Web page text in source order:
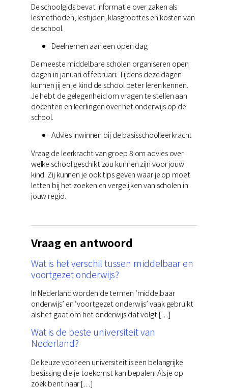
De schoolgids bevat informatie over zaken als
lesmethoden, lestijden, klasgroottes en kosten van
de school.
Deelnemen aan een open dag
De meeste middelbare scholen organiseren open
dagen in januari of februari. Tijdens deze dagen
kunnen jij en je kind de school beter leren kennen.
Je hebt de gelegenheid om vragen te stellen aan
docenten en leerlingen over het onderwijs op de
school.
Advies inwinnen bij de basisschoolleerkracht
Vraag de leerkracht van groep 8 om advies over
welke school geschikt zou kunnen zijn voor jouw
kind. Zij kunnen je ook tips geven waar je op moet
letten bij het zoeken en vergelijken van scholen in
jouw regio.
Vraag en antwoord
Wat is het verschil tussen middelbaar en
voortgezet onderwijs?
In Nederland worden de termen ‘middelbaar
onderwijs’ en ‘voortgezet onderwijs’ vaak gebruikt
als het gaat om het onderwijs dat volgt […]
Wat is de beste universiteit van
Nederland?
De keuze voor een universiteit is een belangrijke
beslissing die je toekomst kan bepalen. Als je op
zoek bent naar […]